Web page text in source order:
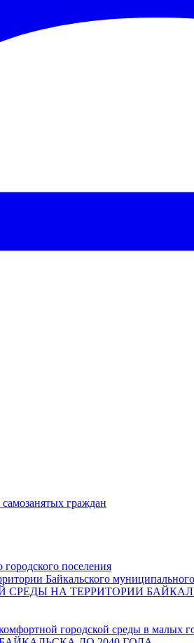
граждан
поселения
Байкальского
НА ТЕРРИТОРИИ
городской среды в малых